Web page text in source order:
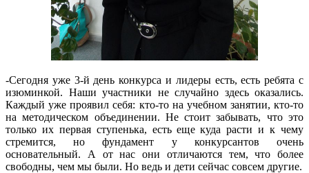
-Сегодня уже 3-й день конкурса и лидеры есть, есть ребята с
изюминкой. Наши участники не случайно здесь оказались.
Каждый уже проявил себя: кто-то на учебном занятии, кто-то
на методическом объединении. Не стоит забывать, что это
только их первая ступенька, есть еще куда расти и к чему
стремится, но фундамент у конкурсантов очень
основательный. А от нас они отличаются тем, что более
свободны, чем мы были. Но ведь и дети сейчас совсем другие.